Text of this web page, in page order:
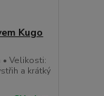
Kugo
Velikosti:
a krátký